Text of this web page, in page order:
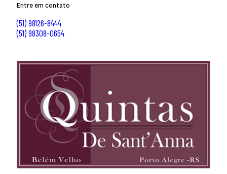
Entre em contato
(51) 98126-8444
(51) 98308-0654